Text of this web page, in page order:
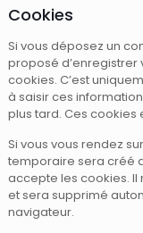
Cookies
Si vous déposez un
proposé
cookies. C’est
à saisir ces
plus tard. Ces cookies
Si vous vous rendez
temporaire sera créé
accepte les cookies.
et sera supprimé
navigateur.